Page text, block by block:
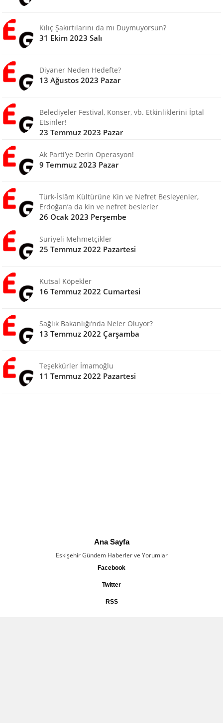
Kılıç Şakırtılarını da mı Duymuyorsun?
31 Ekim 2023 Salı
Diyaner Neden Hedefte?
13 Ağustos 2023 Pazar
Belediyeler Festival, Konser, vb. Etkinliklerini İptal
Etsinler!
23 Temmuz 2023 Pazar
Ak Parti’ye Derin Operasyon!
9 Temmuz 2023 Pazar
Türk-İslâm Kültürüne Kin ve Nefret Besleyenler,
Erdoğan’a da kin ve nefret beslerler
26 Ocak 2023 Perşembe
Suriyeli Mehmetçikler
25 Temmuz 2022 Pazartesi
Kutsal Köpekler
16 Temmuz 2022 Cumartesi
Sağlık Bakanlığı’nda Neler Oluyor?
13 Temmuz 2022 Çarşamba
Teşekkürler İmamoğlu
11 Temmuz 2022 Pazartesi
Ana Sayfa
Eskişehir Gündem Haberler ve Yorumlar
Facebook
Twitter
RSS